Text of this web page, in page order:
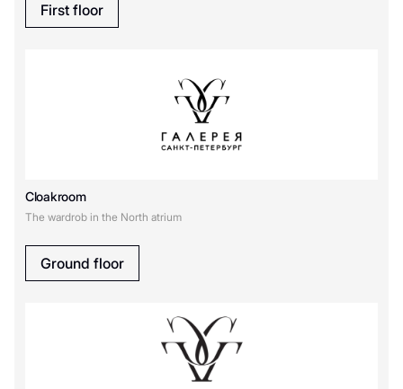
First floor
Cloakroom
The wardrob in the North atrium
Ground floor